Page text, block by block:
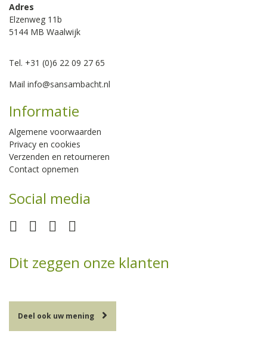
Adres
Elzenweg 11b
5144 MB Waalwijk
Tel. +31 (0)6 22 09 27 65
Mail info@sansambacht.nl
Informatie
Algemene voorwaarden
Privacy en cookies
Verzenden en retourneren
Contact opnemen
Social media
Dit zeggen onze klanten
Deel ook uw mening